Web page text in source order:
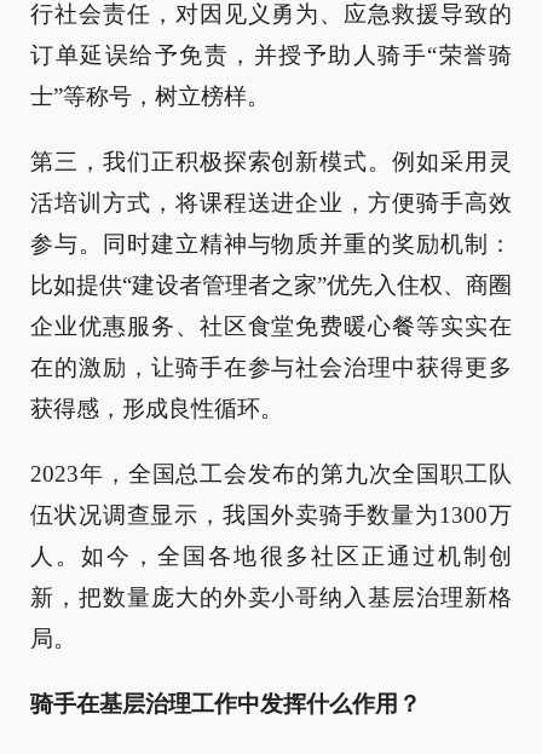
行社会责任，对因见义勇为、应急救援导致的
订单延误给予免责，并授予助人骑手“荣誉骑
士”等称号，树立榜样。
第三，我们正积极探索创新模式。例如采用灵
活培训方式，将课程送进企业，方便骑手高效
参与。同时建立精神与物质并重的奖励机制：
比如提供“建设者管理者之家”优先入住权、商圈
企业优惠服务、社区食堂免费暖心餐等实实在
在的激励，让骑手在参与社会治理中获得更多
获得感，形成良性循环。
2023年，全国总工会发布的第九次全国职工队
伍状况调查显示，我国外卖骑手数量为1300万
人。如今，全国各地很多社区正通过机制创
新，把数量庞大的外卖小哥纳入基层治理新格
局。
骑手在基层治理工作中发挥什么作用？